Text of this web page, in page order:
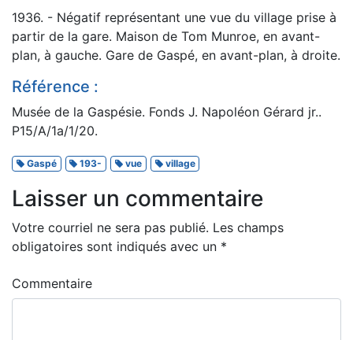
1936. - Négatif représentant une vue du village prise à
partir de la gare. Maison de Tom Munroe, en avant-
plan, à gauche. Gare de Gaspé, en avant-plan, à droite.
Référence :
Musée de la Gaspésie. Fonds J. Napoléon Gérard jr..
P15/A/1a/1/20.
Gaspé 193- vue village
Laisser un commentaire
Votre courriel ne sera pas publié. Les champs
obligatoires sont indiqués avec un *
Commentaire